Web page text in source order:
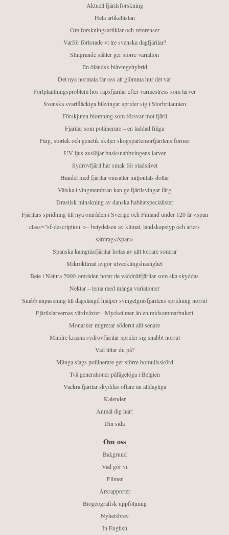
Aktuell fjärilsforskning
Hela artikellistan
Om forskningsartiklar och referenser
Varför förlorade vi tre svenska dagfjärilar?
Slingrande slåtter ger större variation
En öländsk blåvingehybrid
Det nya normala får oss att glömma hur det var
Fortplantningsproblem hos rapsfjärilar efter värmestress som larver
Svenska svartfläckiga blåvingar sprider sig i Storbritannien
Förskjuten blomning som försvar mot fjäril
Fjärilar som pollinerare – en laddad fråga
Färg, storlek och genetik skiljer skogspärlemorfjärilens former
UV-ljus avslöjar busksnabbvingens larver
Sydrovfjäril har smak för stadslivet
Handel med fjärilar omsätter miljontals dollar
Vätska i vingmembran kan ge fjärilsvingar färg
Drastisk minskning av danska habitatspecialister
Fjärilars spridning till nya områden i Sverige och Finland under 120 år <span
class="sf-description">– betydelsen av klimat, landskapstyp och arters
särdrag</span>
Spanska kamgräsfjärilar hotas av allt torrare somrar
Mikroklimat avgör utvecklingshastighet
Bete i Natura 2000-områden hotar de väddnätfjärilar som ska skyddas
Nektar – tema med många variationer
Snabb anpassning till dagslängd hjälper svingelgräsfjärilens spridning norrut
Fjärilslarvernas värdväxter– Mycket mer än en midsommarbukett
Monarker migrerar söderut allt senare
Mindre kräsna sydrovfjärilar sprider sig snabbt norrut
Vad tittar du på?
Många slags pollinerare ger större bomullsskörd
Två generationer påfågelöga i Belgien
Vackra fjärilar skyddas oftare än alldagliga
Kalender
Anmäl dig här!
Din sida
Om oss
Bakgrund
Vad gör vi
Filmer
Årsrapporter
Biogeografisk uppföljning
Nyhetsbrev
In English